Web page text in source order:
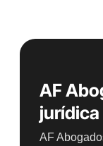
AF
jurídica
AF